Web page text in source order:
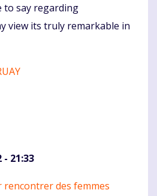
to say regarding
view its truly remarkable in
- 21:33
rencontrer des femmes